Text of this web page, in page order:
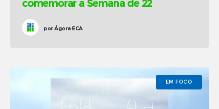
comemorar a Semana de 22
porÁgora ECA
EM FOCO